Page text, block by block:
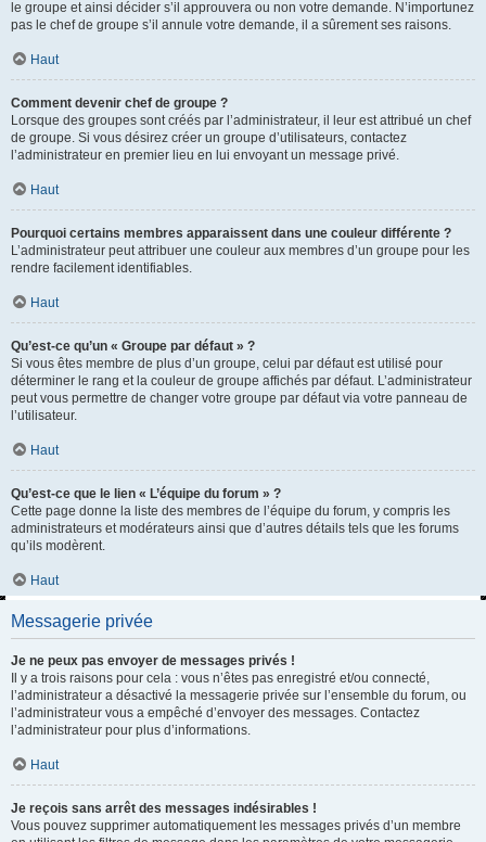
le groupe et ainsi décider s’il approuvera ou non votre demande. N’importunez
pas le chef de groupe s’il annule votre demande, il a sûrement ses raisons.
Haut
Comment devenir chef de groupe ?
Lorsque des groupes sont créés par l’administrateur, il leur est attribué un chef
de groupe. Si vous désirez créer un groupe d’utilisateurs, contactez
l’administrateur en premier lieu en lui envoyant un message privé.
Haut
Pourquoi certains membres apparaissent dans une couleur différente ?
L’administrateur peut attribuer une couleur aux membres d’un groupe pour les
rendre facilement identifiables.
Haut
Qu’est-ce qu’un « Groupe par défaut » ?
Si vous êtes membre de plus d’un groupe, celui par défaut est utilisé pour
déterminer le rang et la couleur de groupe affichés par défaut. L’administrateur
peut vous permettre de changer votre groupe par défaut via votre panneau de
l’utilisateur.
Haut
Qu’est-ce que le lien « L’équipe du forum » ?
Cette page donne la liste des membres de l’équipe du forum, y compris les
administrateurs et modérateurs ainsi que d’autres détails tels que les forums
qu’ils modèrent.
Haut
Messagerie privée
Je ne peux pas envoyer de messages privés !
Il y a trois raisons pour cela : vous n’êtes pas enregistré et/ou connecté,
l’administrateur a désactivé la messagerie privée sur l’ensemble du forum, ou
l’administrateur vous a empêché d’envoyer des messages. Contactez
l’administrateur pour plus d’informations.
Haut
Je reçois sans arrêt des messages indésirables !
Vous pouvez supprimer automatiquement les messages privés d’un membre